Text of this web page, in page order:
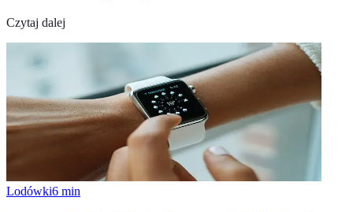
Czytaj dalej
Lodówki6 min